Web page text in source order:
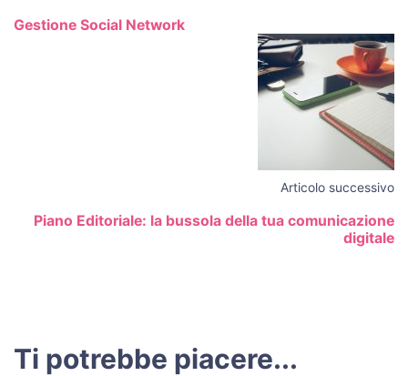
Gestione Social Network
Articolo successivo
Piano Editoriale: la bussola della tua comunicazione
digitale
Ti potrebbe piacere...